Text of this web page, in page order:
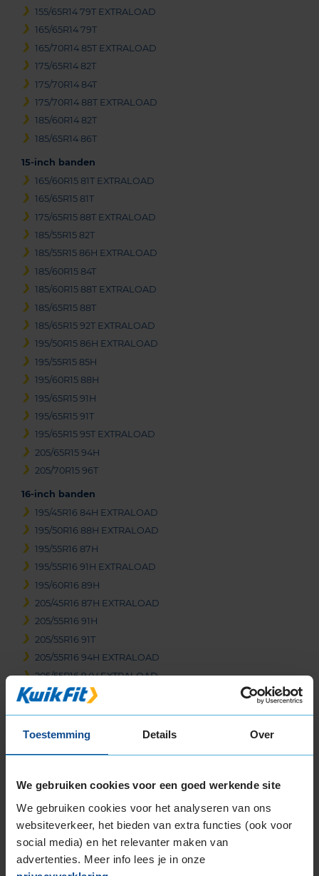
Toestemming Details Over
We gebruiken cookies voor een goed werkende site
We gebruiken cookies voor het analyseren van ons
websiteverkeer, het bieden van extra functies (ook voor
social media) en het relevanter maken van
advertenties. Meer info lees je in onze
155/65R14 79T EXTRALOAD
165/65R14 79T
165/70R14 85T EXTRALOAD
175/65R14 82T
175/70R14 84T
175/70R14 88T EXTRALOAD
185/60R14 82T
185/65R14 86T
15-inch banden
165/60R15 81T EXTRALOAD
165/65R15 81T
175/65R15 88T EXTRALOAD
185/55R15 82T
185/55R15 86H EXTRALOAD
185/60R15 84T
185/60R15 88T EXTRALOAD
185/65R15 88T
185/65R15 92T EXTRALOAD
195/50R15 86H EXTRALOAD
195/55R15 85H
195/60R15 88H
195/65R15 91H
195/65R15 91T
195/65R15 95T EXTRALOAD
205/65R15 94H
205/70R15 96T
16-inch banden
195/45R16 84H EXTRALOAD
195/50R16 88H EXTRALOAD
195/55R16 87H
195/55R16 91H EXTRALOAD
195/60R16 89H
205/45R16 87H EXTRALOAD
205/55R16 91H
205/55R16 91T
205/55R16 94H EXTRALOAD
205/55R16 94V EXTRALOAD
205/60R16 92H
205/60R16 96H EXTRALOAD
215/55R16 97H EXTRALOAD
215/55R16 97V EXTRALOAD
215/60R16 99H EXTRALOAD
215/65R16 102H EXTRALOAD
215/65R16 98H